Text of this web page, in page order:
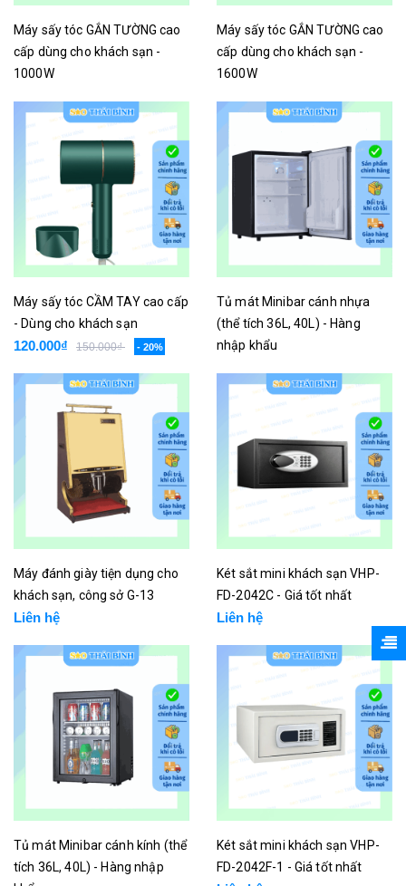
Máy sấy tóc GẮN TƯỜNG cao
cấp dùng cho khách sạn -
1000W
Máy sấy tóc GẮN TƯỜNG cao
cấp dùng cho khách sạn -
1600W
Máy sấy tóc CẦM TAY cao cấp
- Dùng cho khách sạn
120.000₫ 150.000₫ - 20%
Tủ mát Minibar cánh nhựa
(thể tích 36L, 40L) - Hàng
nhập khẩu
Máy đánh giày tiện dụng cho
khách sạn, công sở G-13
Liên hệ
Két sắt mini khách sạn VHP-
FD-2042C - Giá tốt nhất
Liên hệ
Tủ mát Minibar cánh kính (thể
tích 36L, 40L) - Hàng nhập
Két sắt mini khách sạn VHP-
FD-2042F-1 - Giá tốt nhất